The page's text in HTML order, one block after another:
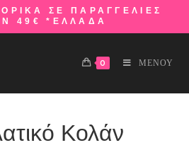
ΣΕ ΠΑΡΑΓΓΕΛΙΕΣ
49€ *ΕΛΛΑΔΑ
0 ΜΕΝΟΥ
Κολάν